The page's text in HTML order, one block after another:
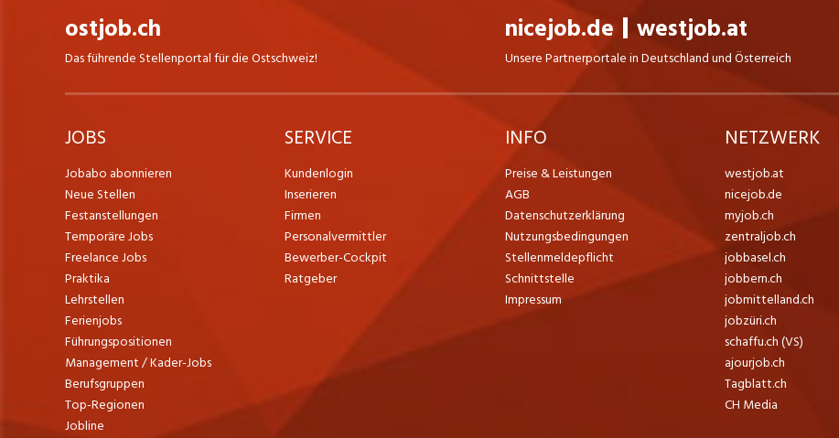
ostjob.ch
Das führende Stellenportal für die Ostschweiz!
nicejob.de westjob.at
Unsere Partnerportale in Deutschland und Österreich
JOBS
Jobabo abonnieren
Neue Stellen
Festanstellungen
Temporäre Jobs
Freelance Jobs
Praktika
Lehrstellen
Ferienjobs
Führungspositionen
Management / Kader-Jobs
Berufsgruppen
Top-Regionen
Jobline
SERVICE
Kundenlogin
Inserieren
Firmen
Personalvermittler
Bewerber-Cockpit
Ratgeber
INFO
Preise & Leistungen
AGB
Datenschutzerklärung
Nutzungsbedingungen
Stellenmeldepflicht
Schnittstelle
Impressum
NETZWERK
westjob.at
nicejob.de
myjob.ch
zentraljob.ch
jobbasel.ch
jobbern.ch
jobmittelland.ch
jobzüri.ch
schaffu.ch (VS)
ajourjob.ch
Tagblatt.ch
CH Media